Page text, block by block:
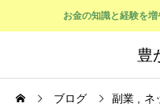
お金の知識と経験を
豊
ブログ 副業 ネ